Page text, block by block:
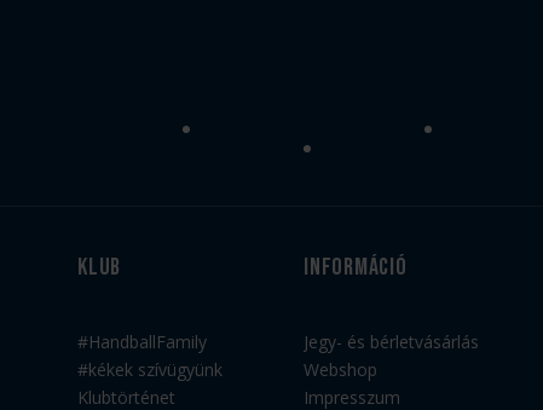
Klub
#HandballFamily
#kékek szívügyünk
Klubtörténet
Információ
Jegy- és bérletvásárlás
Webshop
Impresszum